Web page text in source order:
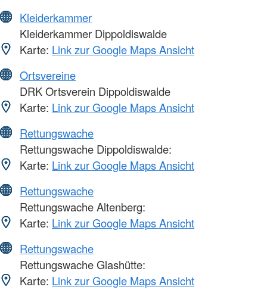
Kleiderkammer
Kleiderkammer Dippoldiswalde
Karte: Link zur Google Maps Ansicht
Ortsvereine
DRK Ortsverein Dippoldiswalde
Karte: Link zur Google Maps Ansicht
Rettungswache
Rettungswache Dippoldiswalde:
Karte: Link zur Google Maps Ansicht
Rettungswache
Rettungswache Altenberg:
Karte: Link zur Google Maps Ansicht
Rettungswache
Rettungswache Glashütte:
Karte: Link zur Google Maps Ansicht